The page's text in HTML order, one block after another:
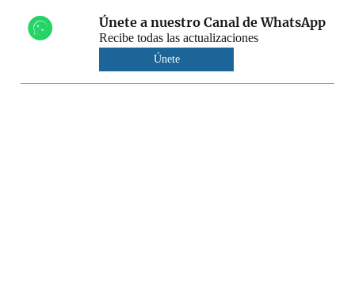
Únete a nuestro Canal de WhatsApp
Recibe todas las actualizaciones
Únete